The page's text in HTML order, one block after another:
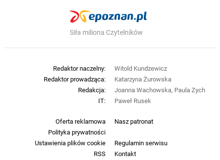
Siła miliona Czytelników
Oferta reklamowa
Nasz patronat
Polityka prywatności
Ustawienia plików cookie
Regulamin serwisu
RSS
Kontakt
Redaktor naczelny:
Witold Kundzewicz
Redaktor prowadząca:
Katarzyna Żurowska
Redakcja:
Joanna Wachowska, Paula Zych
IT:
Paweł Rusek